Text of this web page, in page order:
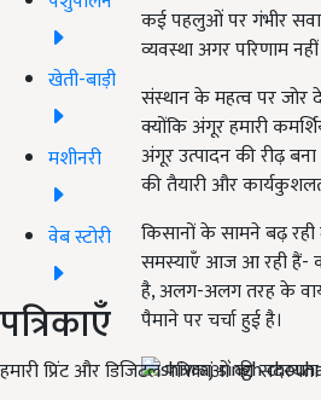
खेती-बाड़ी
मशीनरी
वेब स्टोरी
पत्रिकाएँ
हमारी प्रिंट और डिजिटल पत्रिकाओं की
कई पहलुओं पर गंभीर
व्यवस्था अगर परिणाम
संस्थान के महत्व पर जोर
क्योंकि अंगूर हमारी
अंगूर उत्पादन की रीढ़
की तैयारी और
किसानों के सामने बढ़
समस्याएँ आज आ रही हैं-
है, अलग-अलग तरह के
पैमाने पर चर्चा हुई है।